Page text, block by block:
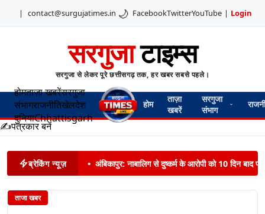
| contact@surgujatimes.in 🌙 FacebookTwitterYouTube | Login
सरगुजाटाइम्स
सरगुजा से लेकर पूरे छत्तीसगढ़ तक, हर खबर सबसे पहले।
होमताज़ा खबरेंसरगुजा
संभागराजनीतिखेलदेश
दुनियाChhattisgarh
होम
ताज़ा
खबरें
सरगुजा
संभाग
✍️पत्रकार बनें
ब्रेकिंग न्यूज़ • अंबिकापुर: नाबालिग से दुष्कर्म के आरोपी को 10 दिन बाद
ताजा खबर